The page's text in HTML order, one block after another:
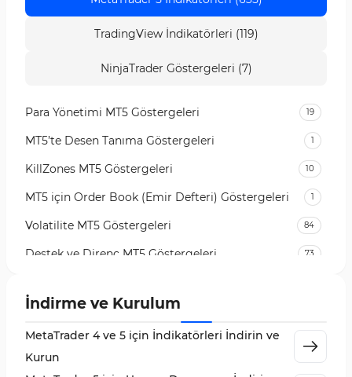
TradingView İndikatörleri (119)
NinjaTrader Göstergeleri (7)
Para Yönetimi MT5 Göstergeleri 19
MT5’te Desen Tanıma Göstergeleri 1
KillZones MT5 Göstergeleri 10
MT5 için Order Book (Emir Defteri) Göstergeleri 1
Volatilite MT5 Göstergeleri 84
Destek ve Direnç MT5 Göstergeleri 73
MetaTrader 5 için Order Flow Göstergeleri
MetaTrader 5 için Expert Advisor (EA)
3
İndirme ve Kurulum
MetaTrader 4 ve 5 için İndikatörleri İndirin ve
Kurun